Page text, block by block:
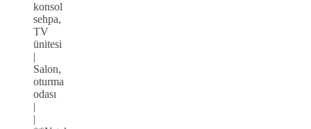
konsol
sehpa,
TV
ünitesi
|
Salon,
oturma
odası
|
|